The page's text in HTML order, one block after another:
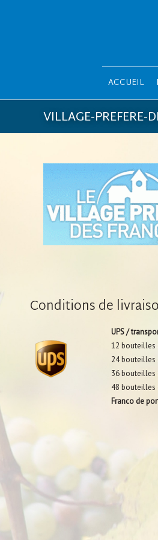
ACCUEIL
VILLAGE-PREFERE-
Conditions de
UPS /
12 bouteilles
24 bouteilles
36
48
Franco de